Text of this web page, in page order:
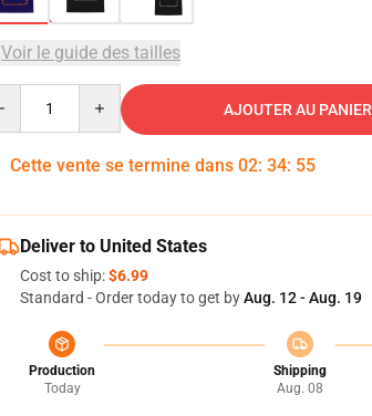
Voir le guide des tailles
AJOUTER AU PANIER
Cette vente se termine dans 02: 34: 54
Deliver to United States
Cost to ship:$6.99
Standard - Order today to get byAug. 12 - Aug. 19
Production
Today
Shipping
Aug. 08